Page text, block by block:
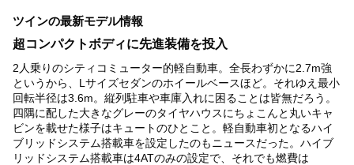
of
1
ツインの最新モデル情報
超コンパクトボディに先進装備を投入
2人乗りのシティコミューター的軽自動車。全長わずかに2.7m強
というから、Lサイズセダンのホイールベースほど。それゆえ最小
回転半径は3.6m。縦列駐車や車庫入れに困ることは皆無だろう。
四隅に配した大きなグレーのタイヤハウスにちょこんと丸いキャ
ビンを載せた様子はキュートのひとこと。軽自動車初となるハイ
ブリッドシステム搭載車を設定したのもニュースだった。ハイブ
リッドシステム搭載車は4ATのみの設定で、それでも燃費は